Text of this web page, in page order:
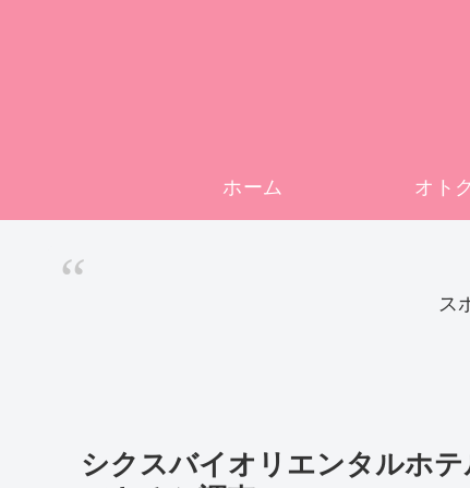
ホーム オトク
ス
シクスバイオリエンタルホ